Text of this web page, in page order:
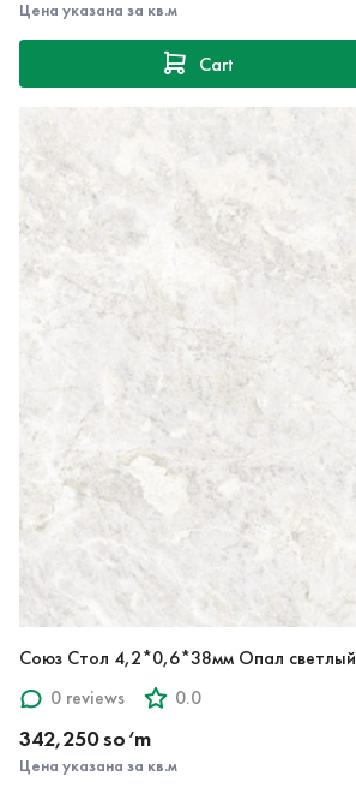
Цена указана за кв.м
Cart
Союз Стол 4,2*0,6*38мм Опал светлый
0 reviews
0.0
342,250 so‘m
Цена указана за кв.м